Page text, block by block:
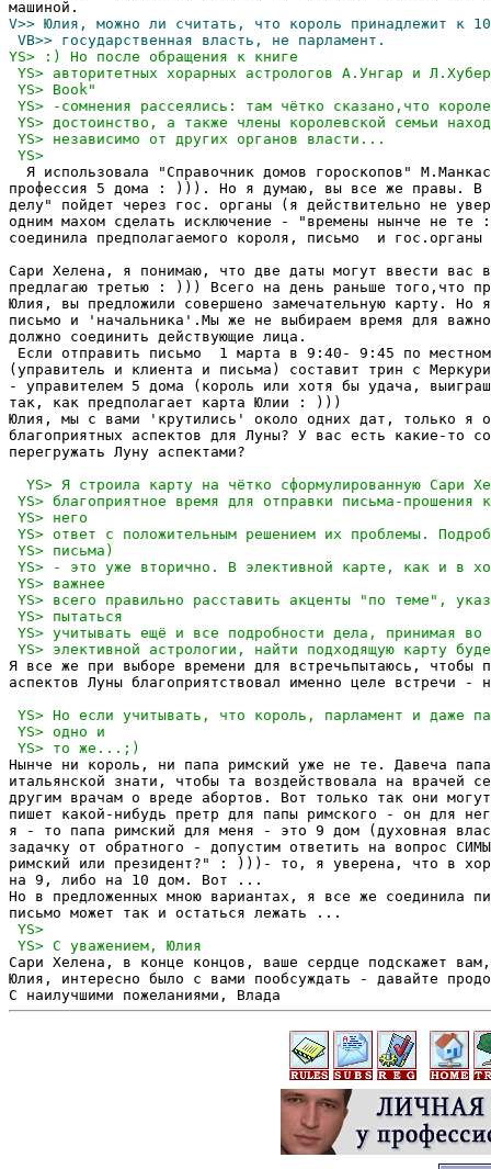
Я использовала "Справочник домов гороскопов"
профессия 5 дома : ))). Но я думаю, вы все же правы. В
делу" пойдет через гос. органы (я действительно не
одним махом сделать исключение - "времены нынче не
соединила предполагаемого короля, письмо  и
Сари Хелена, я понимаю, что две даты могут ввести вас
предлагаю третью : ))) Всего на день раньше того,что
Юлия, вы предложили совершено замечательную карту. Но
письмо и 'начальника'.Мы же не выбираем время для
должно соединить действующие лица.
Если отправить письмо  1 марта в 9:40- 9:45 по
(управитель и клиента и письма) составит трин с
- управителем 5 дома (король или хотя бы удача,
так, как предполагает карта Юлии : )))
Юлия, мы с вами 'крутились' около одних дат, только я
благоприятных аспектов для Луны? У вас есть какие-то
перегружать Луну аспектами?
Я все же при выборе времени для встречьпытаюсь, чтобы
аспектов Луны благоприятствовал именно целе встречи -
Нынче ни король, ни папа римский уже не те. Давеча
итальянской знати, чтобы та воздействовала на врачей
другим врачам о вреде абортов. Вот только так они
пишет какой-нибудь претр для папы римского - он для
я - то папа римский для меня - это 9 дом (духовная
задачку от обратного - допустим ответить на вопрос
римский или президент?" : )))- то, я уверена, что в
на 9, либо на 10 дом. Вот ...
Но в предложенных мною вариантах, я все же соединила
Сари Хелена, в конце концов, ваше сердце подскажет
Юлия, интересно было с вами пообсуждать - давайте